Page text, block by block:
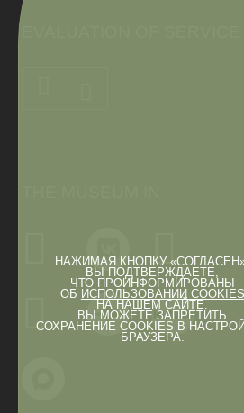
НАЖИМАЯ КНОПКУ
ВЫ ПОДТВЕРЖДАЕТЕ,
ЧТО ПРОИНФОРМИРОВАНЫ
ОБ ИСПОЛЬЗОВАНИИ COOKIES
НА НАШЕМ САЙТЕ.
ВЫ МОЖЕТЕ ЗАПРЕТИТЬ
СОХРАНЕНИЕ COOKIES В
БРАУЗЕРА.